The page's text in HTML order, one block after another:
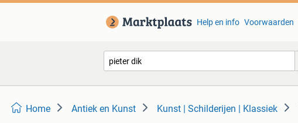
Help en info Voorwaarden
Home Antiek en Kunst Kunst | Schilderijen | Klassiek